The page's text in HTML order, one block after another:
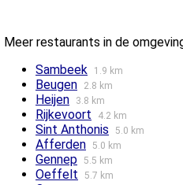
Meer restaurants in de
Sambeek
1.9 km
Beugen 2.8 km
Heijen 3.8 km
Rijkevoort 4.2 km
Sint Anthonis 5.0 km
Afferden 5.0 km
Gennep 5.5 km
Oeffelt 5.7 km